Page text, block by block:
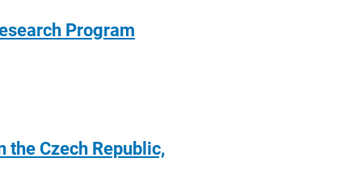
Program
the Czech Republic,